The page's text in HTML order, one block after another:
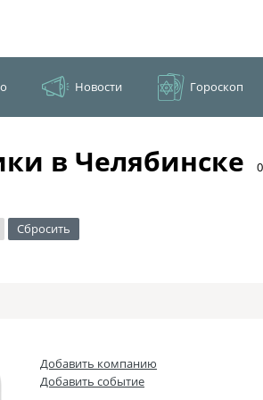
Новости Гороскоп
в Челябинске
Сбросить
Добавить компанию
Добавить событие